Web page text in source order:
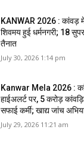
KANWAR 2026 : कांवड़
शिवमय हुई धर्मनगरी; 18
तैनात
July 30, 2026 1:14 pm
Kanwar Mela 2026 :
हाईअलर्ट पर, 5 करोड़
सफाई कर्मी; खाद्य जांच
July 29, 2026 11:21 am